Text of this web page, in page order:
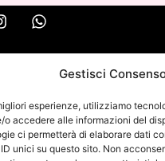
Gestisci
esperienze, utilizziamo
o accedere alle informazioni del
ci permetterà di elaborare dati
unici su questo sito. Non
Privacy Policy|Cookie Policy|